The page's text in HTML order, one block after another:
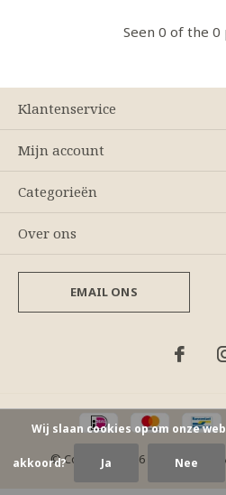
Seen 0 of the 0
Klantenservice
Mijn account
Categorieën
Over ons
EMAIL ONS
© Copyright 2026 - Theme By
Wij slaan cookies op om onze
akkoord? Ja Nee